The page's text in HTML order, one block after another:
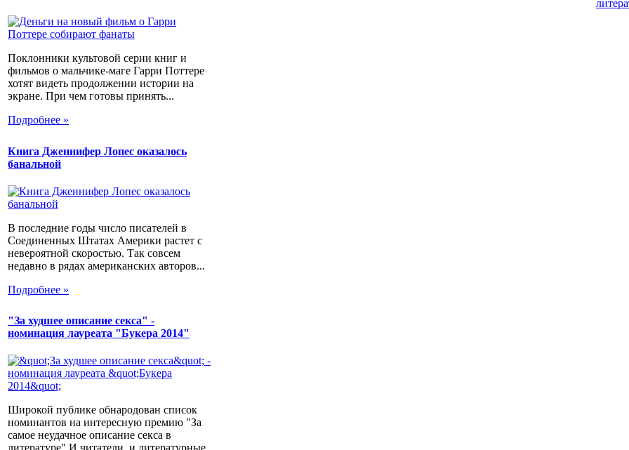
Поклонники культовой серии книг и
фильмов о мальчике-маге Гарри Поттере
хотят видеть продолжении истории на
экране. При чем готовы принять...
Подробнее »
Книга Дженнифер Лопес оказалось
банальной
В последние годы число писателей в
Соединенных Штатах Америки растет с
невероятной скоростью. Так совсем
недавно в рядах американских авторов...
Подробнее »
"За худшее описание секса" -
номинация лауреата "Букера 2014"
Широкой публике обнародован список
номинантов на интересную премию "За
самое неудачное описание секса в